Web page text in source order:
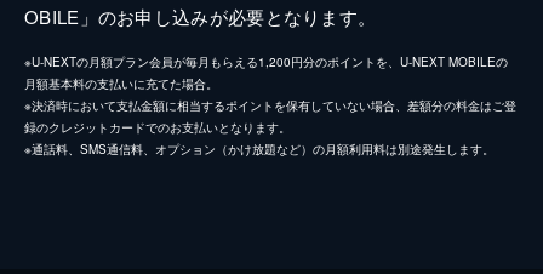
OBILE」のお申し込みが必要となります。
※U-NEXTの月額プラン会員が毎月もらえる1,200円分のポイントを、U-NEXT MOBILEの
月額基本料の支払いに充てた場合。
※決済時において支払金額に相当するポイントを保有していない場合、差額分の料金はご登
録のクレジットカードでのお支払いとなります。
※通話料、SMS通信料、オプション（かけ放題など）の月額利用料は別途発生します。